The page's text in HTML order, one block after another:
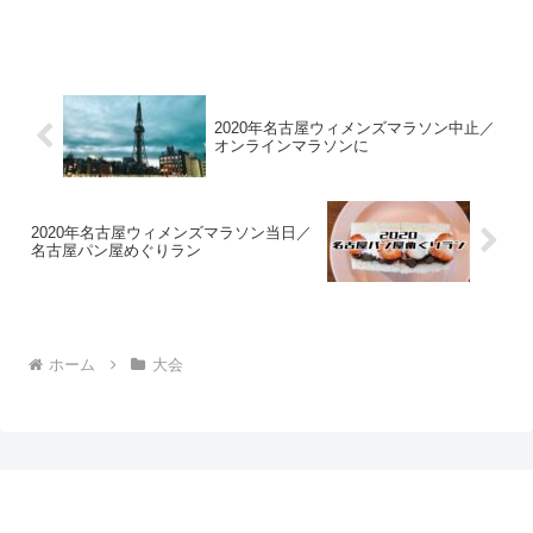
2020年名古屋ウィメンズマラソン中止／
オンラインマラソンに
2020年名古屋ウィメンズマラソン当日／
名古屋パン屋めぐりラン
ホーム 大会